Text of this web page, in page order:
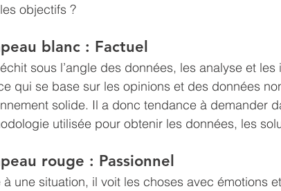
objectifs ?
blanc : Factuel
sous l’angle des données, les analyse et
qui se base sur les opinions et des données
solide. Il a donc tendance à demander
utilisée pour obtenir les données, les
rouge : Passionnel
à une situation, il voit les choses avec émotions